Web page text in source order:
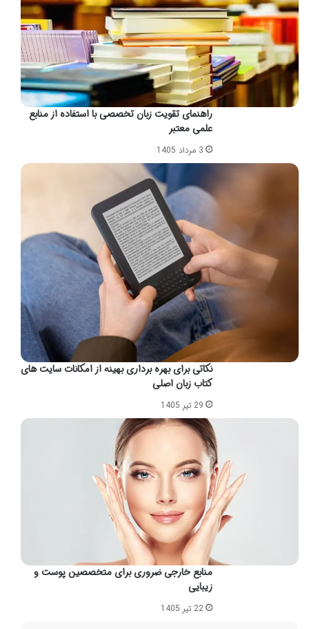
راهنمای تقویت زبان تخصصی با استفاده از منابع
علمی معتبر
3 مرداد 1405
نکاتی برای بهره برداری بهینه از امکانات سایت های
کتاب زبان اصلی
29 تیر 1405
منابع خارجی ضروری برای متخصصین پوست و
زیبایی
22 تیر 1405